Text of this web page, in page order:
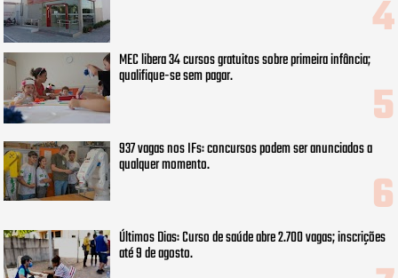
MEC libera 34 cursos gratuitos sobre primeira infância;
qualifique-se sem pagar.
937 vagas nos IFs: concursos podem ser anunciados a
qualquer momento.
Últimos Dias: Curso de saúde abre 2.700 vagas; inscrições
até 9 de agosto.